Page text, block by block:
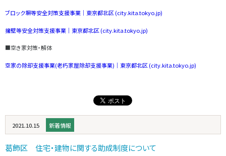
ブロック塀等安全対策支援事業｜東京都北区 (city.kita.tokyo.jp)
擁壁等安全対策支援事業｜東京都北区 (city.kita.tokyo.jp)
■空き家対策・解体
空家の除却支援事業(老朽家屋除却支援事業)｜東京都北区 (city.kita.tokyo.jp)
2021.10.15 新着情報
葛飾区 住宅・建物に関する助成制度について